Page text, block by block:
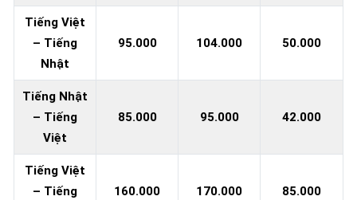
Tiếng Việt
– Tiếng
Nhật
95.000 104.000 50.000
Tiếng Nhật
– Tiếng
Việt
85.000 95.000 42.000
Tiếng Việt
– Tiếng
160.000 170.000 85.000